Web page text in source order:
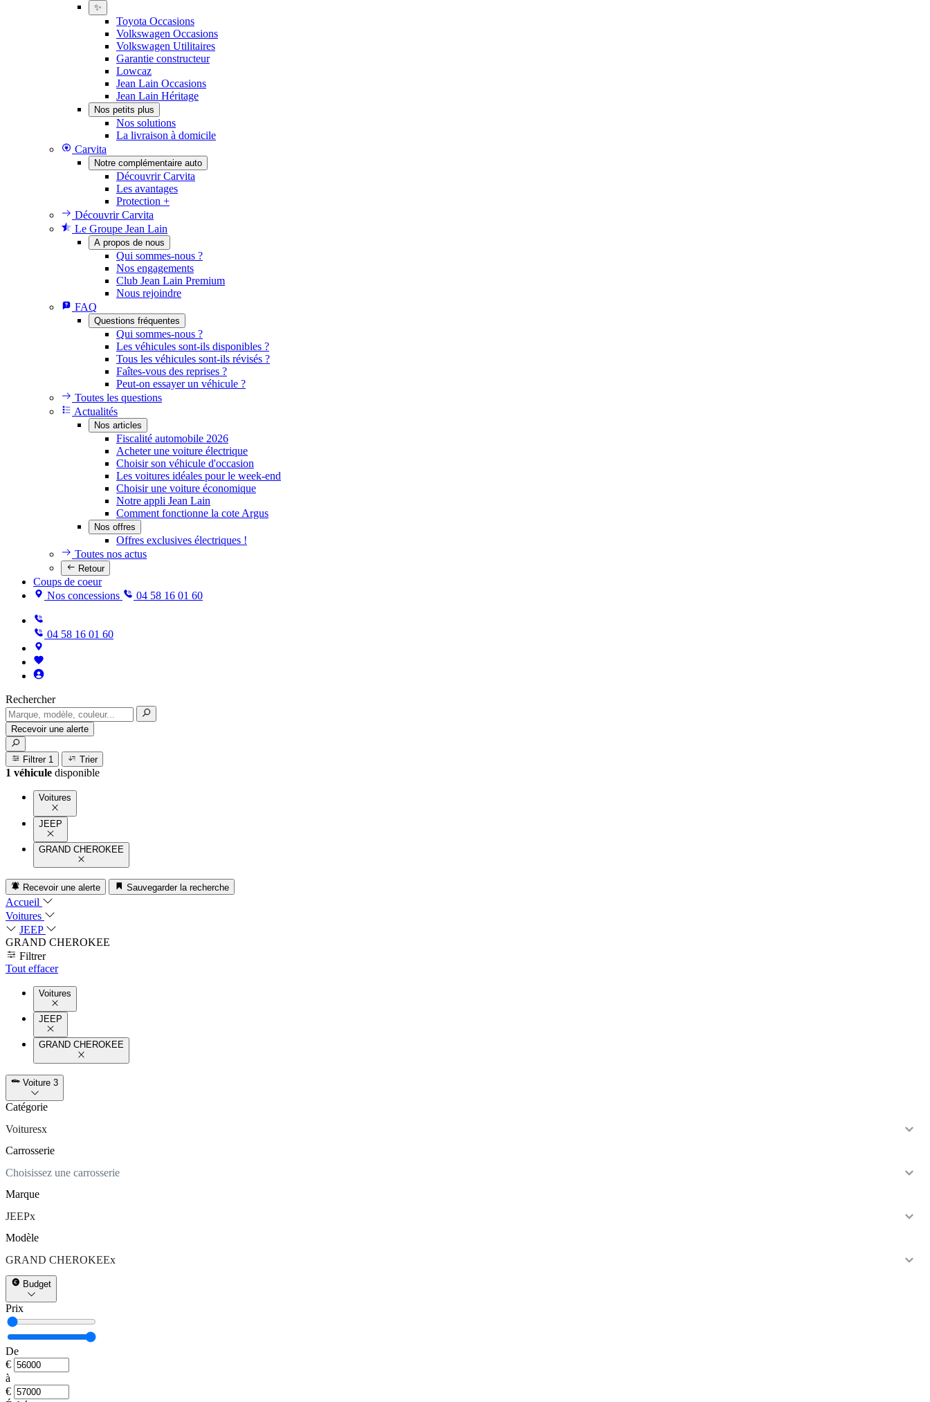
✨
Toyota Occasions
Volkswagen Occasions
Volkswagen Utilitaires
Garantie constructeur
Lowcaz
Jean Lain Occasions
Jean Lain Héritage
Nos petits plus
Nos solutions
La livraison à domicile
Carvita
Notre complémentaire auto
Découvrir Carvita
Les avantages
Protection +
Découvrir Carvita
Le Groupe Jean Lain
A propos de nous
Qui sommes-nous ?
Nos engagements
Club Jean Lain Premium
Nous rejoindre
FAQ
Questions fréquentes
Qui sommes-nous ?
Les véhicules sont-ils disponibles ?
Tous les véhicules sont-ils révisés ?
Faîtes-vous des reprises ?
Peut-on essayer un véhicule ?
Toutes les questions
Actualités
Nos articles
Fiscalité automobile 2026
Acheter une voiture électrique
Choisir son véhicule d'occasion
Les voitures idéales pour le week-end
Choisir une voiture économique
Notre appli Jean Lain
Comment fonctionne la cote Argus
Nos offres
Offres exclusives électriques !
Toutes nos actus
Retour
Coups de coeur
Nos concessions
04 58 16 01 60
04 58 16 01 60
Rechercher
Recevoir une alerte
Filtrer 1 Trier
1 véhicule disponible
Voitures
JEEP
GRAND CHEROKEE
Recevoir une alerte Sauvegarder la recherche
Accueil
Voitures
JEEP
GRAND CHEROKEE
Filtrer
Tout effacer
Voitures
JEEP
GRAND CHEROKEE
Voiture 3
Catégorie
Voituresx
Carrosserie
Choisissez une carrosserie
Marque
JEEPx
Modèle
GRAND CHEROKEEx
Budget
Prix
De
€
à
€